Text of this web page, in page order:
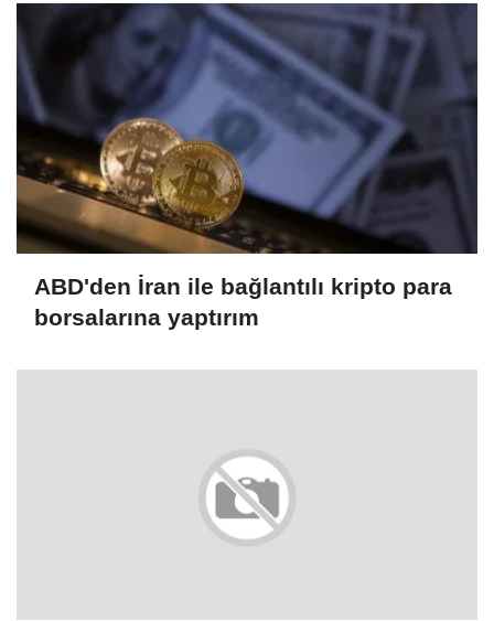
ABD'den İran ile bağlantılı kripto para
borsalarına yaptırım